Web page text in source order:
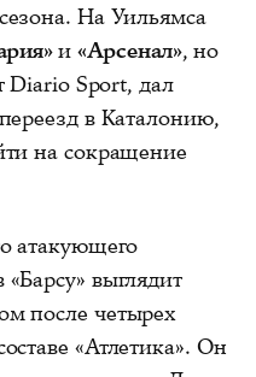
На Уильямса
и«Арсенал», но
Diario Sport, дал
в Каталонию,
на сокращение
атакующего
выглядит
после четырех
«Атлетика». Он